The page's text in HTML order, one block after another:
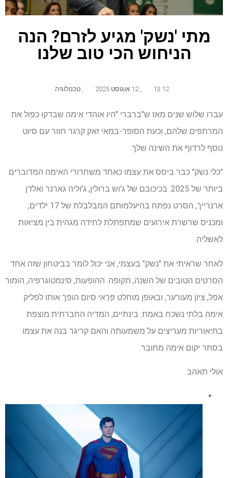
מתי 'נשק' מגיע לזרם? הנה
הניחוש הכי טוב שלנו
13:12 טכנולוגיה
עברו שלוש שנים מאז ש"ברברי "היו אוהדי אימה שבדקו כפול את
המרתפים שלהם, וכעת הסופר-במאי זאק קרגר חוזר עם סיוט
נוסף לרדוף את השינה שלך.
"כלי נשק" כבר ביסס את עצמו כאחד משחרורי האימה המדוברים
ביותר של 2025. בכיכובם של ג'וש ברולין, ג'וליה גארנר ואלדן
ארנרייך, הסרט נפתח בהיעלמותם המבלבלת של 17 ילדים,
ומכניס שרשרת אירועים שמתפתלת לחידה מגהית בין מציאות
לאשליה.
לאחר שראיתי את "נשק" בעצמי, אני יכול לומר בביטחון שזה אחד
הסרטים הטובים של השנה, תקופה. ההופעות, סינמטוגרפיה, הומור
אפל, ציון מעורער, ובאופן מוחלט פְּרָאִי סיום הופך אותו לפליק
אימה בלתי נשכח באמת. בינתיים, המדיה החברתית מוצפת
בתיאוריות מעריצים על משמעותה והאם קריגר בנה את עצמו
בסתר יקום אימה מחובר.
אולי תאהב